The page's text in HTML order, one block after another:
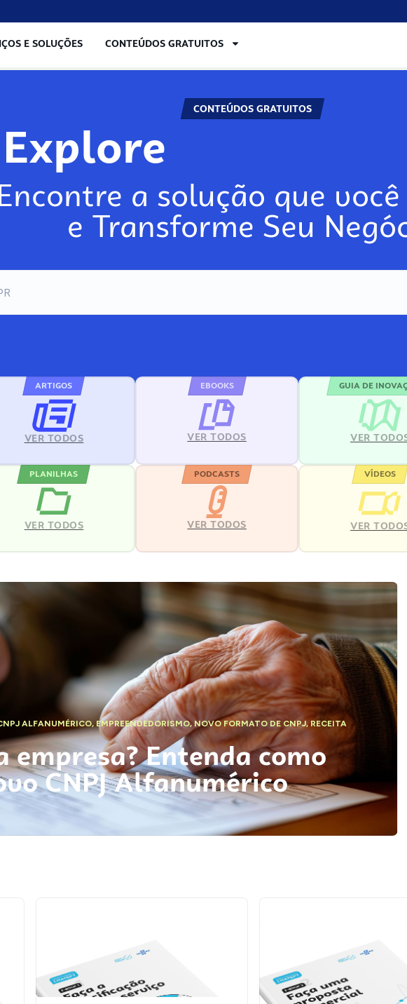
E SOLUÇÕES CONTEÚDOS GRATUITOS
CONTEÚDOS GRATUITOS
Explore
a solução que
e Transforme Seu
ARTIGOS
VER TODOS
EBOOKS
VER TODOS
GUIA DE
VER
PLANILHAS
VER TODOS
PODCASTS
VER TODOS
VÍDEOS
VER
ALFANUMÉRICO, EMPREENDEDORISMO,NOVO FORMATO DE CNPJ,RECEITA
Entenda como
CNPJ Alfanumérico